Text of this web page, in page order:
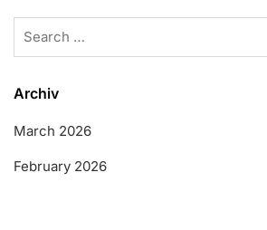
Archiv
March 2026
February 2026